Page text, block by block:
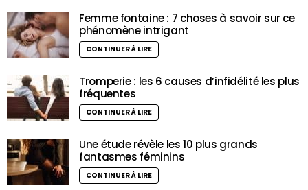
Femme fontaine : 7 choses à savoir sur ce
phénomène intrigant
CONTINUER À LIRE
Tromperie : les 6 causes d’infidélité les plus
fréquentes
CONTINUER À LIRE
Une étude révèle les 10 plus grands
fantasmes féminins
CONTINUER À LIRE